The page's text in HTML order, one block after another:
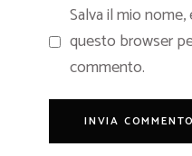
Salva il mio
questo browser
commento.